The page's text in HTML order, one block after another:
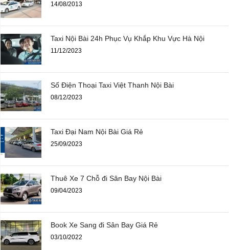
14/08/2013
Taxi Nội Bài 24h Phục Vụ Khắp Khu Vực Hà Nội
11/12/2023
Số Điện Thoại Taxi Việt Thanh Nội Bài
08/12/2023
Taxi Đại Nam Nội Bài Giá Rẻ
25/09/2023
Thuê Xe 7 Chỗ đi Sân Bay Nội Bài
09/04/2023
Book Xe Sang đi Sân Bay Giá Rẻ
03/10/2022